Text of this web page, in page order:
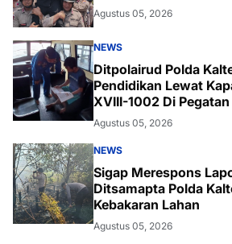
Agustus 05, 2026
NEWS
Ditpolairud Polda
Pendidikan Lewat
XVIII-1002 Di
Agustus 05, 2026
NEWS
Sigap Merespons
Ditsamapta Polda
Kebakaran Lahan
Agustus 05, 2026